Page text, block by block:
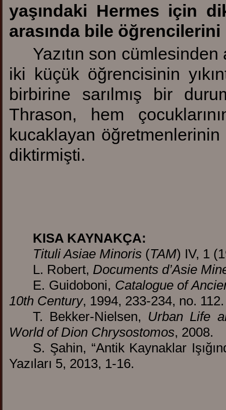
yaşındaki Hermes için
arasında bile öğrencilerini
Yazıtın son
iki küçük öğrencisinin
birbirine sarılmış bir
Thrason, hem
kucaklayan öğretmenlerinin
diktirmişti.
KISA KAYNAKÇA:
Tituli Asiae Minoris (TAM) IV, 1
L. Robert, Documents d’Asie
E. Guidoboni, Catalogue of
10th Century, 1994, 233-234, no. 112.
T. Bekker-Nielsen, Urban Life
World of Dion Chrysostomos, 2008.
S. Şahin, “Antik Kaynaklar
Yazıları 5, 2013, 1-16.